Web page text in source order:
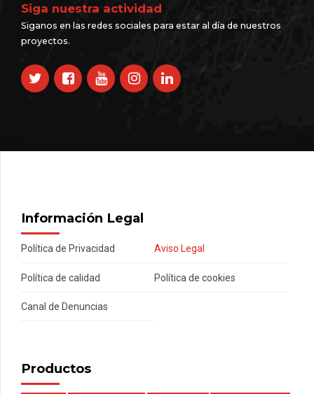
Siga nuestra actividad
Siganos en las redes sociales para estar al día de nuestros
proyectos.
Información Legal
Política de Privacidad Aviso Legal
Política de calidad Política de cookies
Canal de Denuncias
Productos